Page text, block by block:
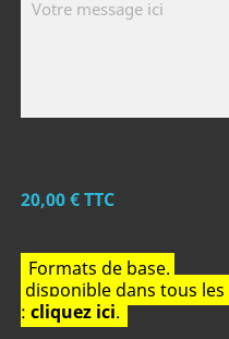
20,00 €TTC
Formats de base.
disponible dans tous
:cliquez ici.